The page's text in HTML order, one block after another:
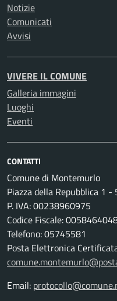
Notizie
Comunicati
Avvisi
VIVERE IL COMUNE
Galleria immagini
Luoghi
Eventi
CONTATTI
Comune di Montemurlo
Piazza della Repubblica 1
P. IVA: 00238960975
Codice Fiscale:
Telefono: 05745581
Posta Elettronica
Email: